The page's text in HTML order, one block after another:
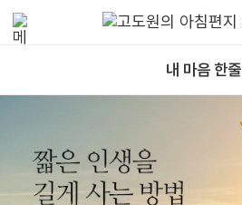
내 마음 한줄